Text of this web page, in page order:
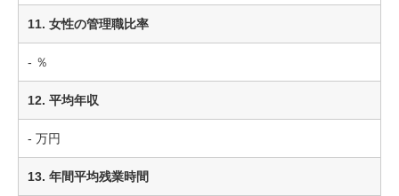
11. 女性の管理職比率
- ％
12. 平均年収
- 万円
13. 年間平均残業時間